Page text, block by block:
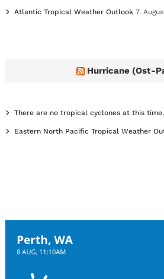
Atlantic Tropical Weather Outlook 7.
Hurricane (Ost-
There are no tropical cyclones at this time.
Eastern North Pacific Tropical Weather